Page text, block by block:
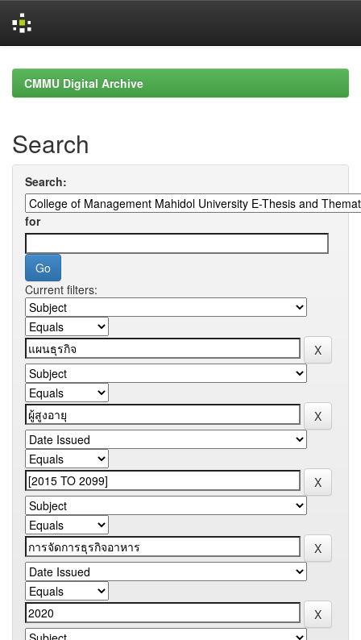
navigationCMMU Digital Archive
Search
Search:
for
Current filters: